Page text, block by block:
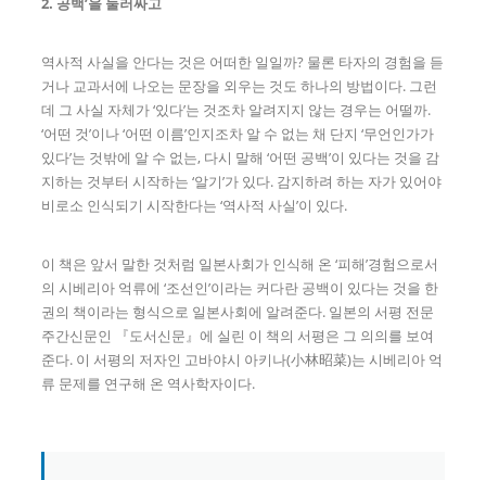
역사적 사실을 안다는 것은 어떠한 일일까? 물론 타자의 경험을 듣
거나 교과서에 나오는 문장을 외우는 것도 하나의 방법이다. 그런
데 그 사실 자체가 ‘있다’는 것조차 알려지지 않는 경우는 어떨까.
‘어떤 것’이나 ‘어떤 이름’인지조차 알 수 없는 채 단지 ‘무언인가가
있다’는 것밖에 알 수 없는, 다시 말해 ‘어떤 공백’이 있다는 것을 감
지하는 것부터 시작하는 ‘알기’가 있다. 감지하려 하는 자가 있어야
비로소 인식되기 시작한다는 ‘역사적 사실’이 있다.
이 책은 앞서 말한 것처럼 일본사회가 인식해 온 ‘피해’경험으로서
의 시베리아 억류에 ‘조선인’이라는 커다란 공백이 있다는 것을 한
권의 책이라는 형식으로 일본사회에 알려준다. 일본의 서평 전문
주간신문인 『도서신문』에 실린 이 책의 서평은 그 의의를 보여
준다. 이 서평의 저자인 고바야시 아키나(小林昭菜)는 시베리아 억
류 문제를 연구해 온 역사학자이다.